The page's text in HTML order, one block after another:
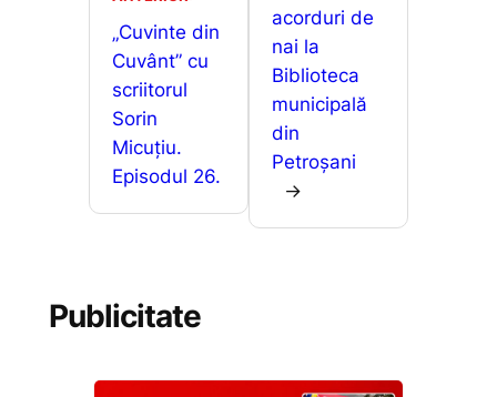
o
k
p
g
er
z
ă
„Cuvinte din
Cuvânt” cu
scriitorul
Sorin
Micuțiu.
Episodul 26.
acorduri de
nai la
Biblioteca
municipală
din
Petroșani
→
Publicitate